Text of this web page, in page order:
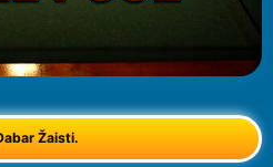
Žaisti.